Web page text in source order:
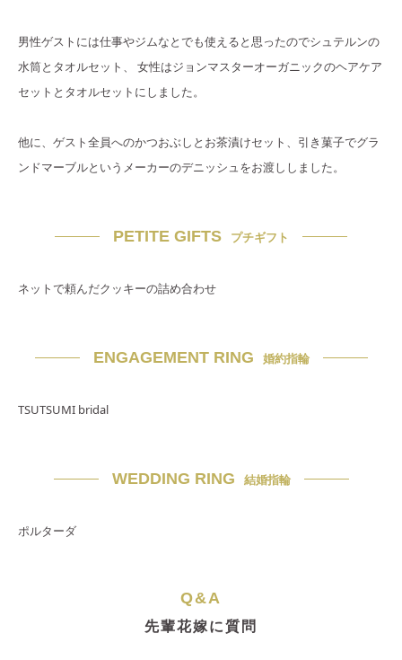
男性ゲストには仕事やジムなとでも使えると思ったのでシュテルンの
水筒とタオルセット、 女性はジョンマスターオーガニックのヘアケア
セットとタオルセットにしました。
他に、ゲスト全員へのかつおぶしとお茶漬けセット、引き菓子でグラ
ンドマーブルというメーカーのデニッシュをお渡ししました。
PETITE GIFTS プチギフト
ネットで頼んだクッキーの詰め合わせ
ENGAGEMENT RING 婚約指輪
TSUTSUMI bridal
WEDDING RING 結婚指輪
ポルターダ
Q&A
先輩花嫁に質問